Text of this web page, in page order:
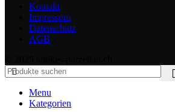
Kontakt
Impressum
Datenschutz
AGB
Menu
Kategorien